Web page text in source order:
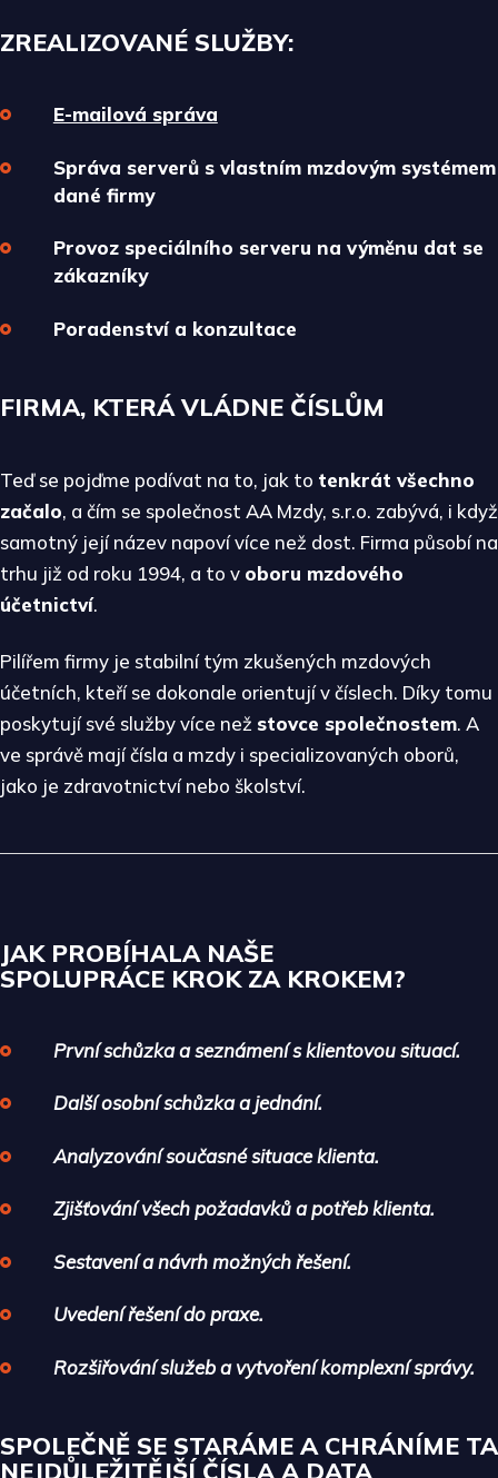
ZREALIZOVANÉ SLUŽBY:
E-mailová správa
Správa serverů s vlastním mzdovým systémem
dané firmy
Provoz speciálního serveru na výměnu dat se
zákazníky
Poradenství a konzultace
FIRMA, KTERÁ VLÁDNE ČÍSLŮM
Teď se pojďme podívat na to, jak to tenkrát všechno
začalo, a čím se společnost AA Mzdy, s.r.o. zabývá, i když
samotný její název napoví více než dost. Firma působí na
trhu již od roku 1994, a to v oboru mzdového
účetnictví.
Pilířem firmy je stabilní tým zkušených mzdových
účetních, kteří se dokonale orientují v číslech. Díky tomu
poskytují své služby více než stovce společnostem. A
ve správě mají čísla a mzdy i specializovaných oborů,
jako je zdravotnictví nebo školství.
JAK PROBÍHALA NAŠE
SPOLUPRÁCE KROK ZA KROKEM?
První schůzka a seznámení s klientovou situací.
Další osobní schůzka a jednání.
Analyzování současné situace klienta.
Zjišťování všech požadavků a potřeb klienta.
Sestavení a návrh možných řešení.
Uvedení řešení do praxe.
Rozšiřování služeb a vytvoření komplexní správy.
SPOLEČNĚ SE STARÁME A CHRÁNÍME TA
NEJDŮLEŽITĚJŠÍ ČÍSLA A DATA